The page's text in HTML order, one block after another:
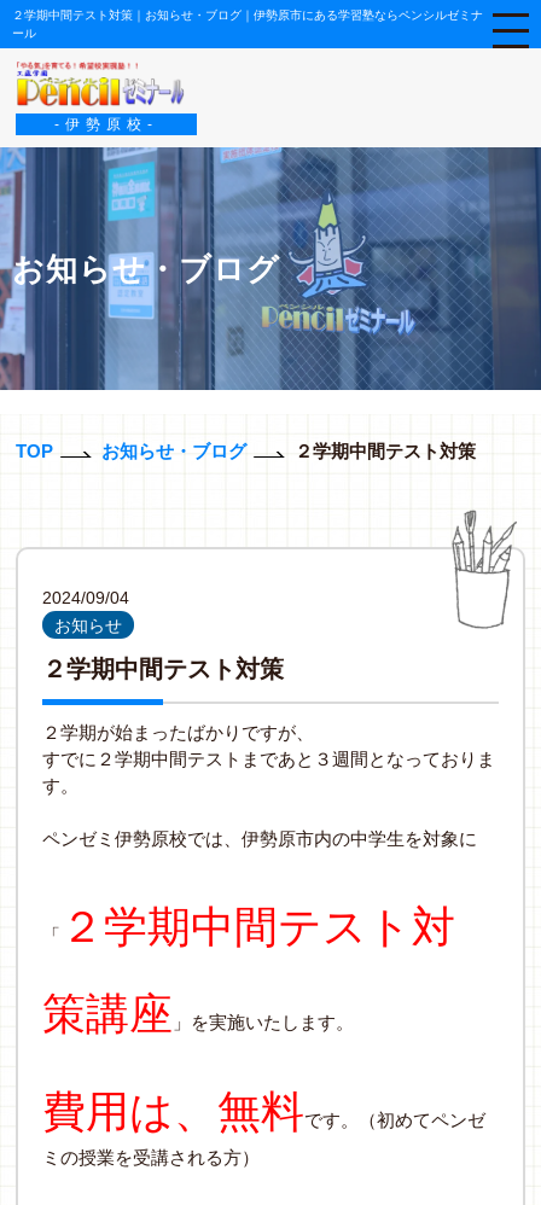
２学期中間テスト対策｜お知らせ・ブログ｜伊勢原市にある学習塾ならペンシルゼミナ
ール
-伊勢原校-
お知らせ・ブログ
TOP お知らせ・ブログ ２学期中間テスト対策
2024/09/04
お知らせ
２学期中間テスト対策
２学期が始まったばかりですが、
すでに２学期中間テストまであと３週間となっておりま
す。
ペンゼミ伊勢原校では、伊勢原市内の中学生を対象に
「
２学期中間テスト対
策講座 」を実施いたします。
費用は、無料です。（初めてペンゼ
ミの授業を受講される方）